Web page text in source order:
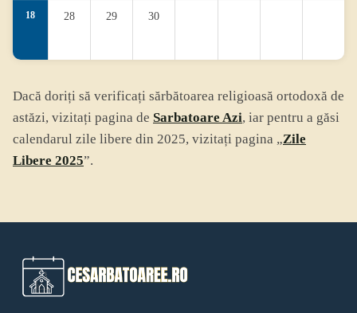
18 28 29 30
Dacă doriți să verificați sărbătoarea religioasă ortodoxă de
astăzi, vizitați pagina de Sarbatoare Azi, iar pentru a găsi
calendarul zile libere din 2025, vizitați pagina „Zile
Libere 2025”.